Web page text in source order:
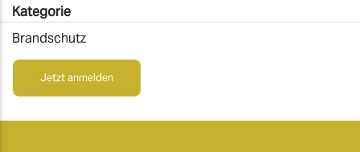
Kategorie
Brandschutz
Jetzt anmelden